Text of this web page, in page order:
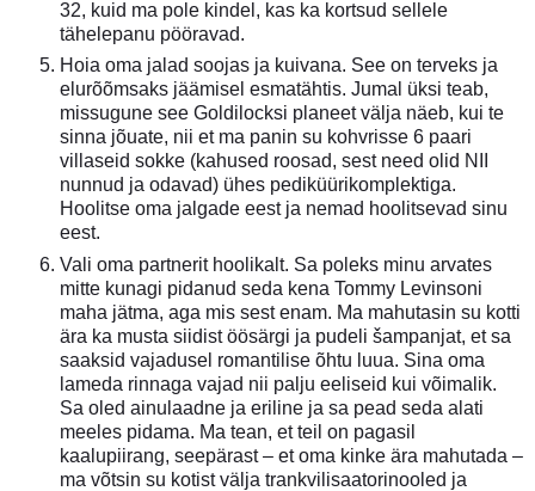
32, kuid ma pole kindel, kas ka kortsud sellele
tähelepanu pööravad.
Hoia oma jalad soojas ja kuivana. See on terveks ja
elurõõmsaks jäämisel esmatähtis. Jumal üksi teab,
missugune see Goldilocksi planeet välja näeb, kui te
sinna jõuate, nii et ma panin su kohvrisse 6 paari
villaseid sokke (kahused roosad, sest need olid NII
nunnud ja odavad) ühes pediküürikomplektiga.
Hoolitse oma jalgade eest ja nemad hoolitsevad sinu
eest.
Vali oma partnerit hoolikalt. Sa poleks minu arvates
mitte kunagi pidanud seda kena Tommy Levinsoni
maha jätma, aga mis sest enam. Ma mahutasin su kotti
ära ka musta siidist öösärgi ja pudeli šampanjat, et sa
saaksid vajadusel romantilise õhtu luua. Sina oma
lameda rinnaga vajad nii palju eeliseid kui võimalik.
Sa oled ainulaadne ja eriline ja sa pead seda alati
meeles pidama. Ma tean, et teil on pagasil
kaalupiirang, seepärast – et oma kinke ära mahutada –
ma võtsin su kotist välja trankvilisaatorinooled ja